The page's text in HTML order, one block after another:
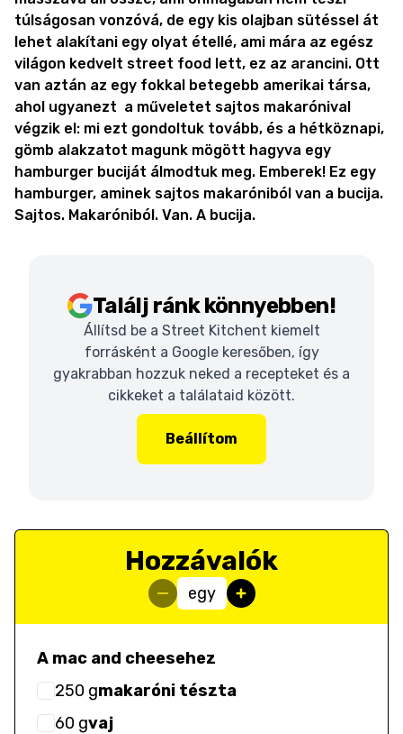
túlságosan vonzóvá, de egy kis olajban sütéssel át
lehet alakítani egy olyat étellé, ami mára az egész
világon kedvelt street food lett, ez az arancini. Ott
van aztán az egy fokkal betegebb amerikai társa,
ahol ugyanezt a műveletet sajtos makarónival
végzik el: mi ezt gondoltuk tovább, és a hétköznapi,
gömb alakzatot magunk mögött hagyva egy
hamburger buciját álmodtuk meg. Emberek! Ez egy
hamburger, aminek sajtos makaróniból van a bucija.
Sajtos. Makaróniból. Van. A bucija.
Találj ránk könnyebben!
Állítsd be a Street Kitchent kiemelt
forrásként a Google keresőben, így
gyakrabban hozzuk neked a recepteket és a
cikkeket a találataid között.
Beállítom
Hozzávalók
egy
A mac and cheesehez
250 gmakaróni tészta
60 gvaj